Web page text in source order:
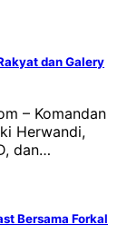
dan Galery
– Komandan
Herwandi,
dan…
Bersama Forkal